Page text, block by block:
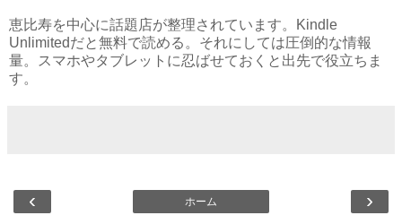
恵比寿を中心に話題店が整理されています。Kindle
Unlimitedだと無料で読める。それにしては圧倒的な情報
量。スマホやタブレットに忍ばせておくと出先で役立ちま
す。
‹ ›
ホーム